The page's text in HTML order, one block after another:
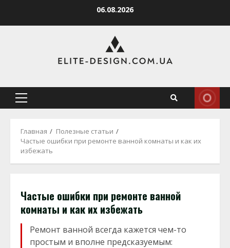
06.08.2026
Основное
Главная
Полезные статьи
Частые ошибки при ремонте ванной комнаты и как их
избежать
Частые ошибки при ремонте ванной
комнаты и как их избежать
Ремонт ванной всегда кажется чем-то
простым и вполне предсказуемым: